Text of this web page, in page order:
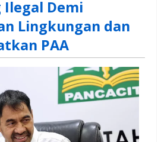
Ilegal Demi
Lingkungan dan
PAA